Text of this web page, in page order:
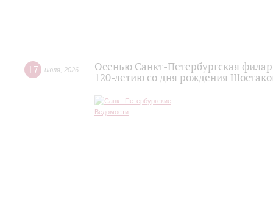
17 июля 2026
Осенью Санкт-Петербургская
120‑летию со дня рождения